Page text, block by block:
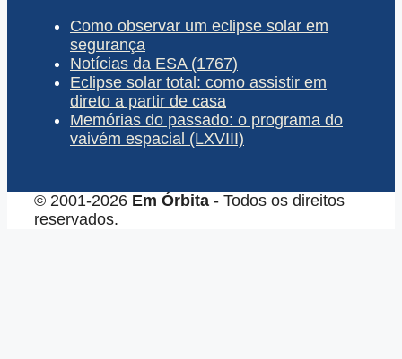
Como observar um eclipse solar em
segurança
Notícias da ESA (1767)
Eclipse solar total: como assistir em
direto a partir de casa
Memórias do passado: o programa do
vaivém espacial (LXVIII)
© 2001-2026 Em Órbita - Todos os direitos
reservados.